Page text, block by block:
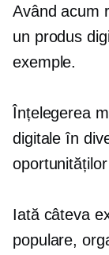
Având acum
un produs
exemple.
Înțelegerea
digitale în
Iată câteva
populare,